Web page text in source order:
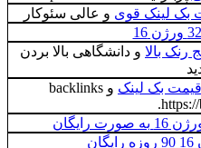
قویو عالی سئوکار
و دانشگاهی بالا بردن
لینک
و backlinks